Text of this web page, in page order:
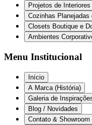
Projetos de
Cozinhas Planejadas
Closets Boutique e
Ambientes
Menu Institucional
Início
A Marca (História)
Galeria de
Blog / Novidades
Contato & Showroom